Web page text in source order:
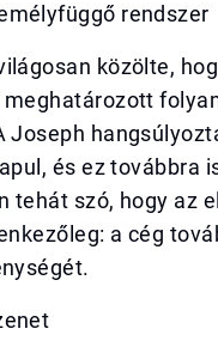
rendszer
közölte,
és ez továbbra
tehát szó, hogy az
a cég